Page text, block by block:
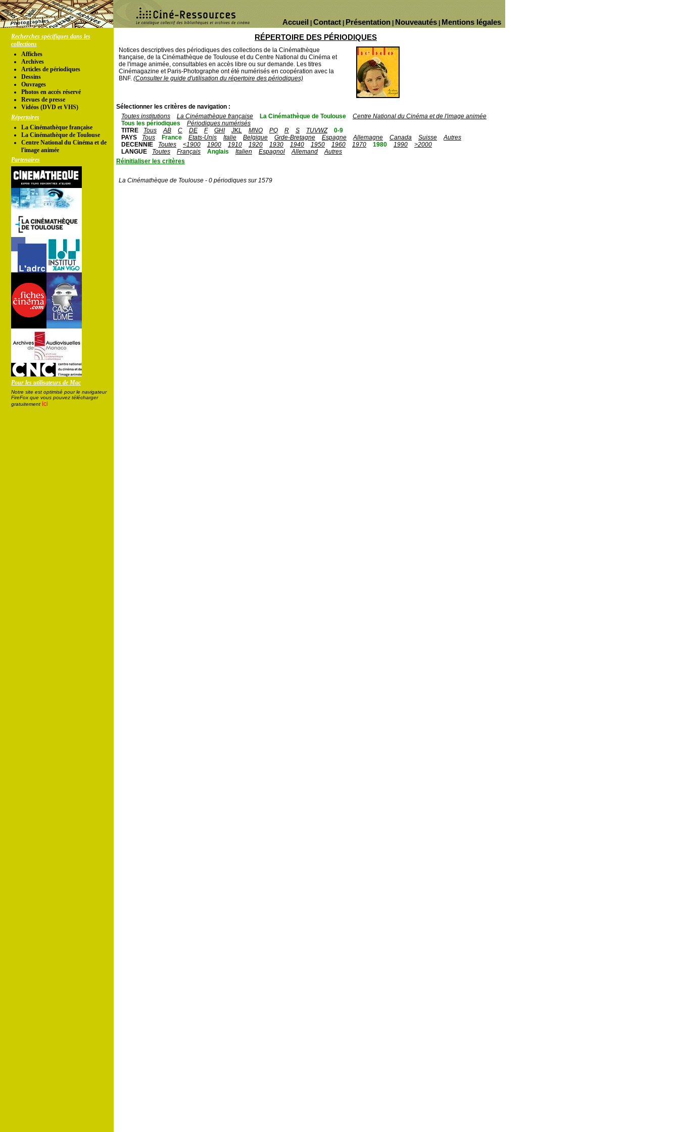
Mentions légales
Nouveautés
Présentation
Contact
Accueil
Recherches spécifiques dans les
collections
Affiches
Archives
Articles de périodiques
Dessins
Ouvrages
Photos en accés réservé
Revues de presse
Vidéos (DVD et VHS)
Répertoires
La Cinémathèque française
La Cinémathèque de Toulouse
Centre National du Cinéma et de
l'image animée
Partenaires
Pour les utilisateurs de Mac
Notre site est optimisé pour le navigateur
FireFox que vous pouvez télécharger
gratuitement ici
RÉPERTOIRE DES PÉRIODIQUES
Notices descriptives des périodiques des collections de la Cinémathèque
française, de la Cinémathèque de Toulouse et du Centre National du Cinéma et
de l'image animée, consultables en accès libre ou sur demande. Les titres
Cinémagazine et Paris-Photographe ont été numérisés en coopération avec la
BNF. (Consulter le guide d'utilisation du répertoire des périodiques)
Sélectionner les critères de navigation :
Toutes institutions
La Cinémathèque française La Cinémathèque de Toulouse
Centre National du Cinéma et de l'image animée
Tous les périodiques
Périodiques numérisés
TITRE
Tous AB C DE F GHI JKL MNO PQ R S TUVWZ
0-9
PAYS
Tous France Etats-Unis Italie Belgique Grde-Bretagne Espagne Allemagne Canada Suisse
Autres
DECENNIE
Toutes <1900 1900 1910 1920 1930 1940 1950 1960 1970 1980 1990
>2000
LANGUE
Toutes Français Anglais Italien Espagnol Allemand
Autres
Réinitialiser les critères
La Cinémathèque de Toulouse - 0 périodiques sur 1579